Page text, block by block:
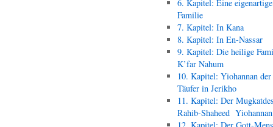
6. Kapitel: Eine eigenartige
Familie
7. Kapitel: In Kana
8. Kapitel: In En-Nassar
9. Kapitel: Die heilige
K’far Nahum
10. Kapitel: Yiohannan der
Täufer in Jerikho
11. Kapitel: Der
Rahib-Shaheed